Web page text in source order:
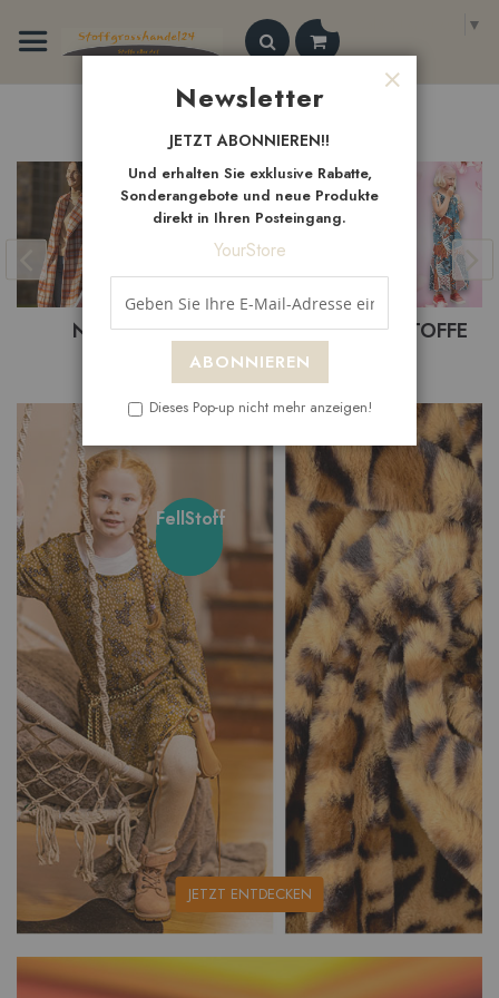
Inhalt
springen
▼
Search
NeueArtikel
NEUHEITEN BEKLEIDUNGSTOFFE
unsere
FellStoff
JETZT ENTDECKEN
Newsletter
JETZT ABONNIEREN!!
Und erhalten Sie exklusive Rabatte,
Sonderangebote und neue Produkte
direkt in Ihren Posteingang.
YourStore
ABONNIEREN
Dieses Pop-up nicht mehr anzeigen!